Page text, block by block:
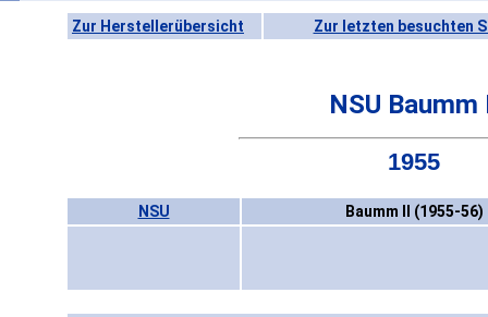
Zur Herstellerübersicht Zur letzten besuchten
NSU Baumm
1955
NSU Baumm II (1955-56)